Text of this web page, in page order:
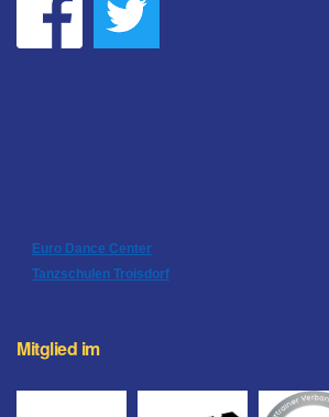
Euro Dance Center
Tanzschulen Troisdorf
Mitglied im